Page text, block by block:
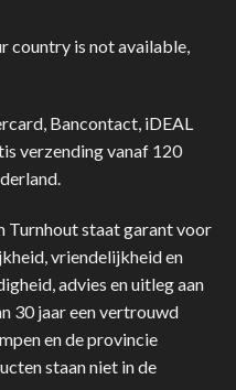
country is not available,
Bancontact, iDEAL
verzending vanaf 120
Turnhout staat garant voor
vriendelijkheid en
advies en uitleg aan
30 jaar een vertrouwd
en de provincie
staan niet in de